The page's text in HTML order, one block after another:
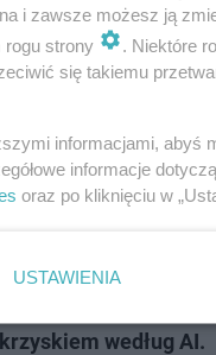
2026
według AI.
i zawsze możesz ją
rogu strony
. Niektóre
się takiemu
informacjami, abyś
informacje
oraz po kliknięciu w
USTAWIENIA